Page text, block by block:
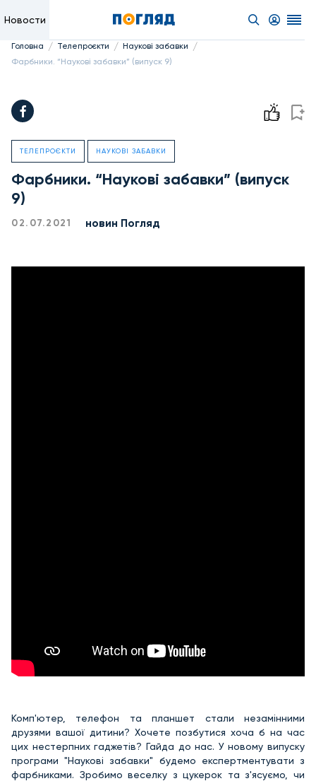
Новости
Головна / Телепроєкти / Наукові забавки /
Фарбники. “Наукові забавки” (випуск 9)
ТЕЛЕПРОЄКТИ НАУКОВІ ЗАБАВКИ
Фарбники. “Наукові забавки” (випуск
9)
02.07.2021 новин Погляд
Комп'ютер, телефон та планшет стали незамінними
друзями вашої дитини? Хочете позбутися хоча б на час
цих нестерпних гаджетів? Гайда до нас. У новому випуску
програми "Наукові забавки" будемо експертментувати з
фарбниками. Зробимо веселку з цукерок та з'ясуємо, чи